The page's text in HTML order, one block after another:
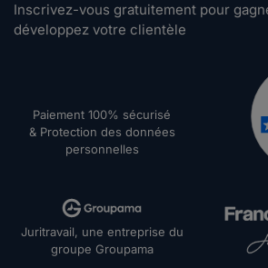
Inscrivez-vous gratuitement pour
développez votre clientèle
Paiement 100% sécurisé
& Protection des données
personnelles
Juritravail, une entreprise du
groupe Groupama